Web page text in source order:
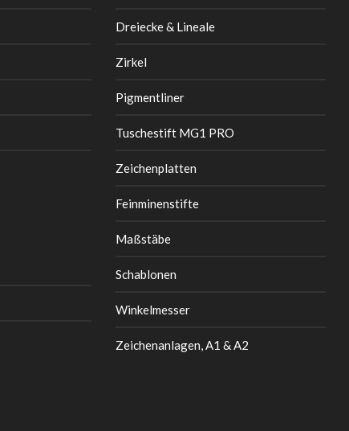
Dreiecke & Lineale
Zirkel
Pigmentliner
Tuschestift MG1 PRO
Zeichenplatten
Feinminenstifte
Maßstäbe
Schablonen
Winkelmesser
Zeichenanlagen, A1 & A2